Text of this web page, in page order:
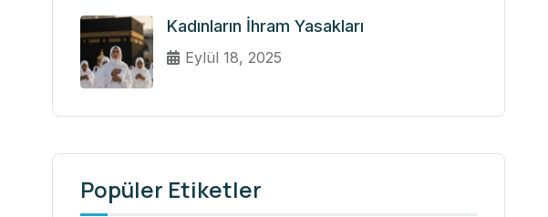
Kadınların İhram Yasakları
Eylül 18, 2025
Popüler Etiketler